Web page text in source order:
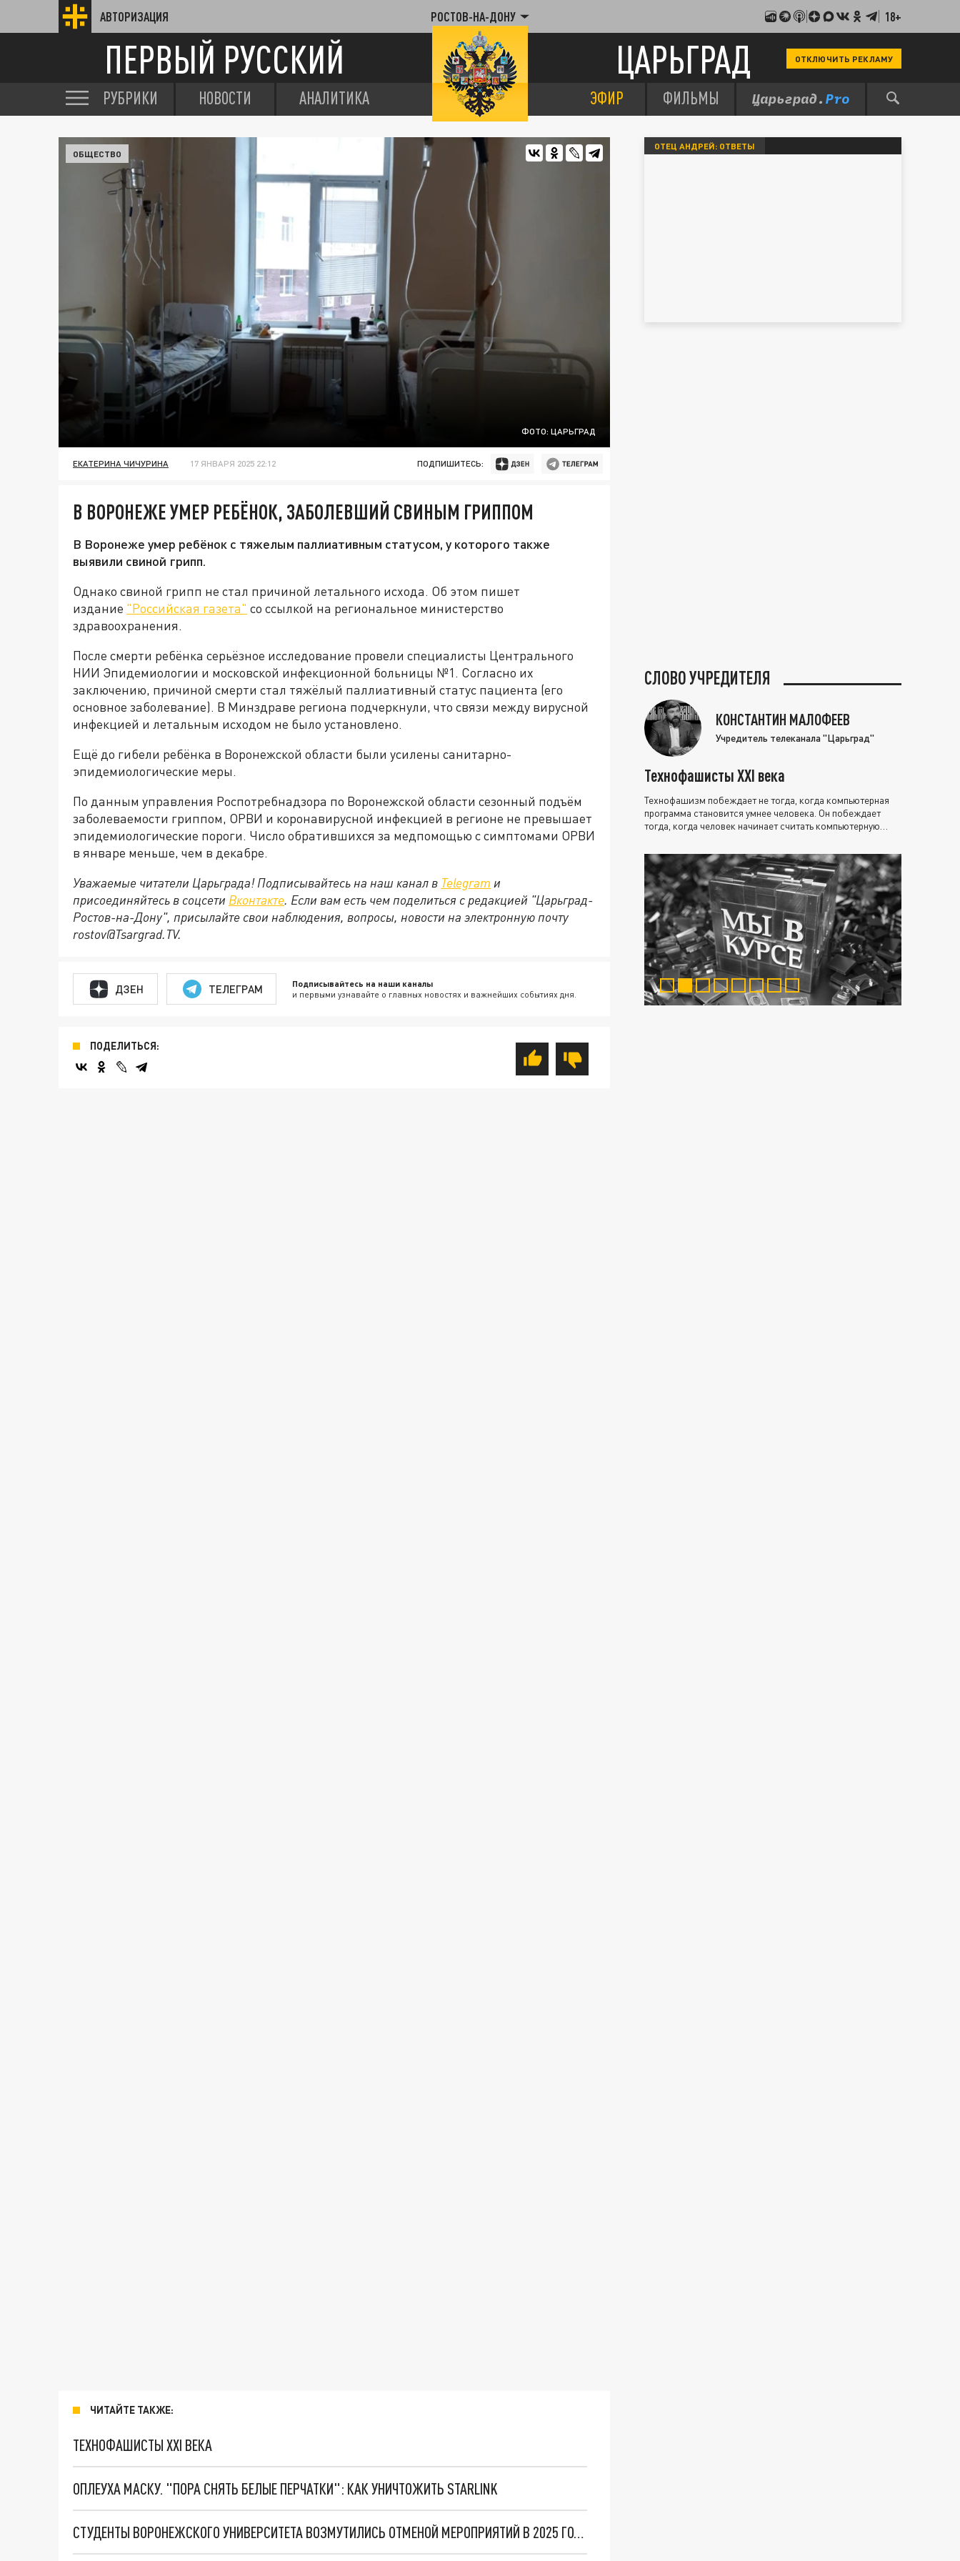
АВТОРИЗАЦИЯ РОСТОВ-НА-ДОНУ 18+
ПЕРВЫЙ РУССКИЙ ЦАРЬГРАД ОТКЛЮЧИТЬ РЕКЛАМУ
РУБРИКИ НОВОСТИ АНАЛИТИКА ЭФИР ФИЛЬМЫ
ФОТО: ЦАРЬГРАД
ОБЩЕСТВО
ЕКАТЕРИНА ЧИЧУРИНА 17 ЯНВАРЯ 2025 22:12 ПОДПИШИТЕСЬ:
В ВОРОНЕЖЕ УМЕР РЕБЁНОК, ЗАБОЛЕВШИЙ СВИНЫМ ГРИППОМ
В Воронеже умер ребёнок с тяжелым паллиативным статусом, у которого также
выявили свиной грипп.
Однако свиной грипп не стал причиной летального исхода. Об этом пишет
издание "Российская газета" со ссылкой на региональное министерство
здравоохранения.
После смерти ребёнка серьёзное исследование провели специалисты Центрального
НИИ Эпидемиологии и московской инфекционной больницы №1. Согласно их
заключению, причиной смерти стал тяжёлый паллиативный статус пациента (его
основное заболевание). В Минздраве региона подчеркнули, что связи между вирусной
инфекцией и летальным исходом не было установлено.
Ещё до гибели ребёнка в Воронежской области были усилены санитарно-
эпидемиологические меры.
По данным управления Роспотребнадзора по Воронежской области сезонный подъём
заболеваемости гриппом, ОРВИ и коронавирусной инфекцией в регионе не превышает
эпидемиологические пороги. Число обратившихся за медпомощью с симптомами ОРВИ
в январе меньше, чем в декабре.
Уважаемые читатели Царьграда! Подписывайтесь на наш канал в Telegram и
присоединяйтесь в соцсети Вконтакте. Если вам есть чем поделиться с редакцией "Царьград-
Ростов-на-Дону", присылайте свои наблюдения, вопросы, новости на электронную почту
rostov@Tsargrad.ТV.
ДЗЕН ТЕЛЕГРАМ Подписывайтесь на наши каналы
и первыми узнавайте о главных новостях и важнейших событиях дня.
ПОДЕЛИТЬСЯ:
ЧИТАЙТЕ ТАКЖЕ:
ТЕХНОФАШИСТЫ XXI ВЕКА
ОПЛЕУХА МАСКУ. "ПОРА СНЯТЬ БЕЛЫЕ ПЕРЧАТКИ": КАК УНИЧТОЖИТЬ STARLINK
СТУДЕНТЫ ВОРОНЕЖСКОГО УНИВЕРСИТЕТА ВОЗМУТИЛИСЬ ОТМЕНОЙ МЕРОПРИЯТИЙ В 2025 ГОДУ
ОТЕЦ АНДРЕЙ: ОТВЕТЫ
СЛОВО УЧРЕДИТЕЛЯ
КОНСТАНТИН МАЛОФЕЕВ
Учредитель телеканала "Царьград"
Технофашисты XXI века
Технофашизм побеждает не тогда, когда компьютерная
программа становится умнее человека. Он побеждает
тогда, когда человек начинает считать компьютерную